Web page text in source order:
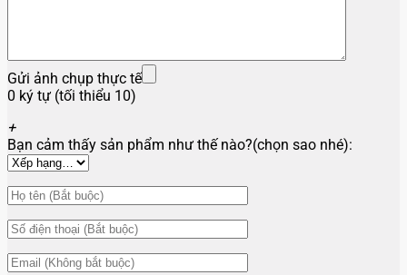
Gửi ảnh chụp thực tế
0 ký tự (tối thiểu 10)
+
Bạn cảm thấy sản phẩm như thế nào?(chọn sao nhé):